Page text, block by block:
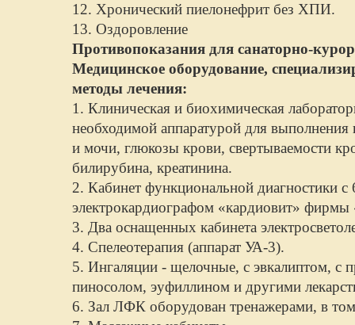
12. Хронический пиелонефрит без ХПИ.
13. Оздоровление
Противопоказания для санаторно-
Медицинское оборудование,
методы лечения:
1. Клиническая и биохимическая
необходимой аппаратурой для выполнения
и мочи, глюкозы крови, свертываемости
билирубина, креатинина.
2. Кабинет функциональной диагностики с
электрокардиографом «кардиовит»
3. Два оснащенных кабинета
4. Спелеотерапия (аппарат УА-3).
5. Ингаляции - щелочные, с эвкалиптом, с
пиносолом, эуфиллином и другими
6. Зал ЛФК оборудован тренажерами, в